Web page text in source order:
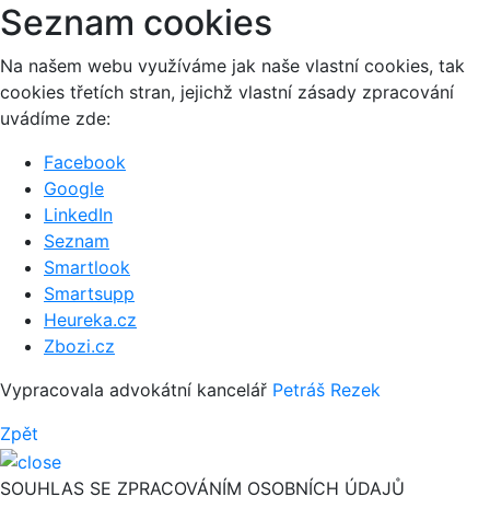
Seznam cookies
Na našem webu využíváme jak naše vlastní cookies, tak
cookies třetích stran, jejichž vlastní zásady zpracování
uvádíme zde:
Facebook
Google
LinkedIn
Seznam
Smartlook
Smartsupp
Heureka.cz
Zbozi.cz
Vypracovala advokátní kancelář Petráš Rezek
Zpět
SOUHLAS SE ZPRACOVÁNÍM OSOBNÍCH ÚDAJŮ